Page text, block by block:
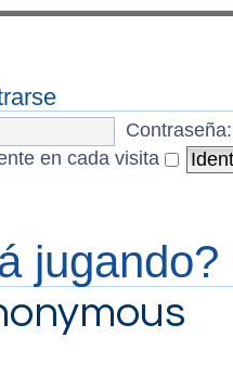
Contraseña:
en cada visita
jugando?